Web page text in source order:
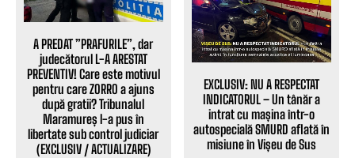
A PREDAT ”PRAFURILE”, dar
judecătorul L-A ARESTAT
PREVENTIV! Care este motivul
pentru care ZORRO a ajuns
după gratii? Tribunalul
Maramureș l-a pus în
libertate sub control judiciar
(EXCLUSIV / ACTUALIZARE)
EXCLUSIV: NU A RESPECTAT
INDICATORUL – Un tânăr a
intrat cu mașina într-o
autospecială SMURD aflată în
misiune în Vișeu de Sus